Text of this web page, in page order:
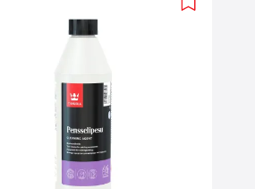
Add